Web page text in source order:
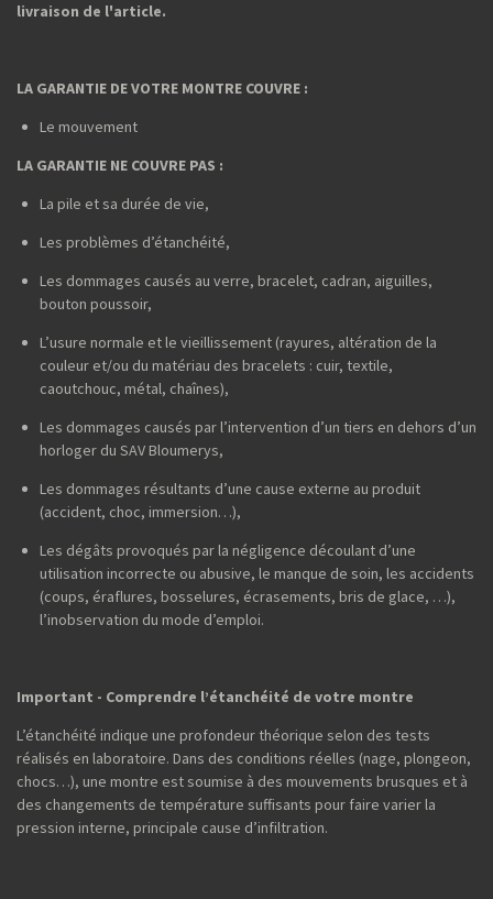
livraison de l'article.
LA GARANTIE DE VOTRE MONTRE COUVRE :
Le mouvement
LA GARANTIE NE COUVRE PAS :
La pile et sa durée de vie,
Les problèmes d’étanchéité,
Les dommages causés au verre, bracelet, cadran, aiguilles,
bouton poussoir,
L’usure normale et le vieillissement (rayures, altération de la
couleur et/ou du matériau des bracelets : cuir, textile,
caoutchouc, métal, chaînes),
Les dommages causés par l’intervention d’un tiers en dehors d’un
horloger du SAV Bloumerys,
Les dommages résultants d’une cause externe au produit
(accident, choc, immersion…),
Les dégâts provoqués par la négligence découlant d’une
utilisation incorrecte ou abusive, le manque de soin, les accidents
(coups, éraflures, bosselures, écrasements, bris de glace, …),
l’inobservation du mode d’emploi.
Important - Comprendre l’étanchéité de votre montre
L’étanchéité indique une profondeur théorique selon des tests
réalisés en laboratoire. Dans des conditions réelles (nage, plongeon,
chocs…), une montre est soumise à des mouvements brusques et à
des changements de température suffisants pour faire varier la
pression interne, principale cause d’infiltration.